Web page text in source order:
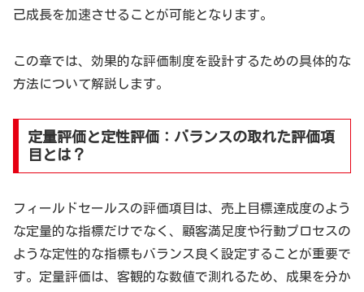
己成長を加速させることが可能となります。
この章では、効果的な評価制度を設計するための具体的な
方法について解説します。
定量評価と定性評価：バランスの取れた評価項
目とは？
フィールドセールスの評価項目は、売上目標達成度のよう
な定量的な指標だけでなく、顧客満足度や行動プロセスの
ような定性的な指標もバランス良く設定することが重要で
す。定量評価は、客観的な数値で測れるため、成果を分か